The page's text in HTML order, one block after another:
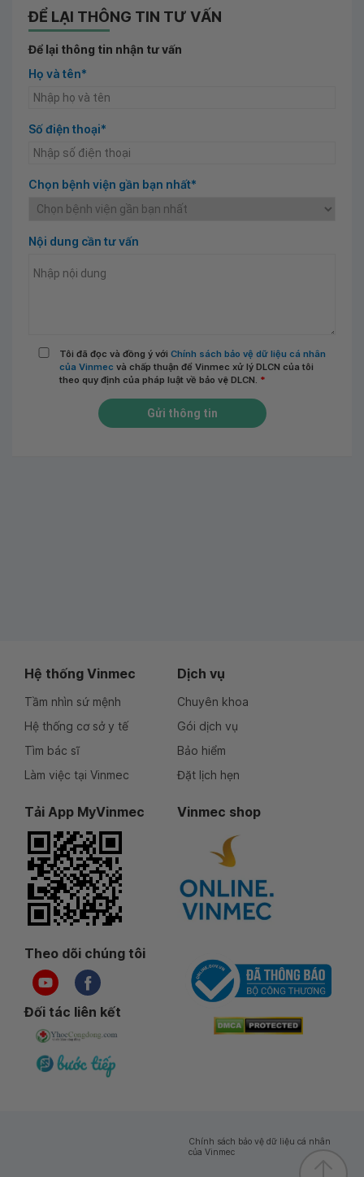
ĐỂ LẠI THÔNG TIN TƯ VẤN
Để lại thông tin nhận tư vấn
Họ và tên*
Số điện thoại*
Chọn bệnh viện gần bạn nhất*
Nội dung cần tư vấn
Tôi đã đọc và đồng ý với Chính sách bảo vệ dữ liệu cá nhân
của Vinmec và chấp thuận để Vinmec xử lý DLCN của tôi
theo quy định của pháp luật về bảo vệ DLCN. *
Gửi thông tin
Hệ thống Vinmec
Tầm nhìn sứ mệnh
Hệ thống cơ sở y tế
Tìm bác sĩ
Làm việc tại Vinmec
Dịch vụ
Chuyên khoa
Gói dịch vụ
Bảo hiểm
Đặt lịch hẹn
Tải App MyVinmec Vinmec shop
Theo dõi chúng tôi
Đối tác liên kết
Chính sách bảo vệ dữ liệu cá nhân
của Vinmec